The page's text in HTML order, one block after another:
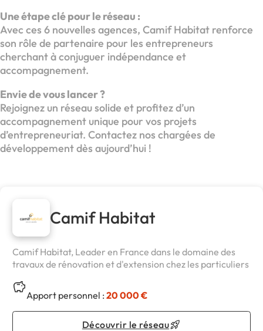
Une étape clé pour le réseau :
Avec ces 6 nouvelles agences, Camif Habitat renforce
son rôle de partenaire pour les entrepreneurs
cherchant à conjuguer indépendance et
accompagnement.
Envie de vous lancer ?
Rejoignez un réseau solide et profitez d’un
accompagnement unique pour vos projets
d’entrepreneuriat. Contactez nos chargées de
développement dès aujourd’hui !
Camif Habitat
Camif Habitat, Leader en France dans le domaine des
travaux de rénovation et d'extension chez les particuliers
Apport personnel :20 000 €
Découvrir le réseau